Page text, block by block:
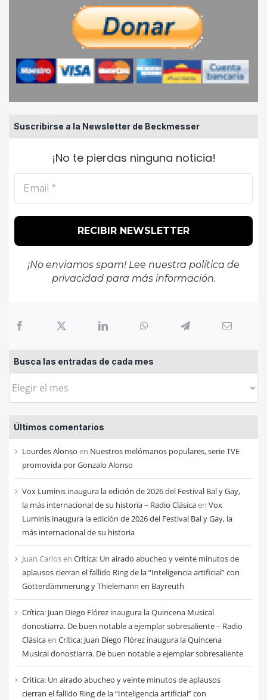
Suscribirse a la Newsletter de Beckmesser
¡No te pierdas ninguna noticia!
¡No enviamos spam! Lee nuestra política de
privacidadpara más información.
Busca las entradas de cada mes
Busca
entradas
de
cada
mes
Últimos comentarios
Lourdes Alonso en Nuestros melómanos populares, serie TVE
promovida por Gonzalo Alonso
Vox Luminis inaugura la edición de 2026 del Festival Bal y Gay,
la más internacional de su historia – Radio Clásicaen Vox
Luminis inaugura la edición de 2026 del Festival Bal y Gay, la
más internacional de su historia
Juan Carlosen Critica: Un airado abucheo y veinte minutos de
aplausos cierran el fallido Ring de la “Inteligencia artificial” con
Götterdämmerung y Thielemann en Bayreuth
Crítica: Juan Diego Flórez inaugura la Quincena Musical
donostiarra. De buen notable a ejemplar sobresaliente – Radio
Clásicaen Crítica: Juan Diego Flórez inaugura la Quincena
Musical donostiarra. De buen notable a ejemplar sobresaliente
Critica: Un airado abucheo y veinte minutos de aplausos
cierran el fallido Ring de la “Inteligencia artificial” con